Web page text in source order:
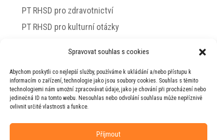
Spravovat souhlas s cookies
Abychom poskytli co nejlepší služby, používáme k ukládání a/nebo přístupu k
informacím o zařízení, technologie jako jsou soubory cookies. Souhlas s těmito
technologiemi nám umožní zpracovávat údaje, jako je chování při procházení nebo
jedinečná ID na tomto webu. Nesouhlas nebo odvolání souhlasu může nepříznivě
ovlivnit určité vlastnosti a funkce.
Příjmout
PT RHSD pro zdravotnictví
PT RHSD pro kulturní otázky
© 2026 Jiří Horecký – Osobní stránky Jiřího
Web vytvořila firmaRUDIve spolupráci s
agenturouZEST BRAND